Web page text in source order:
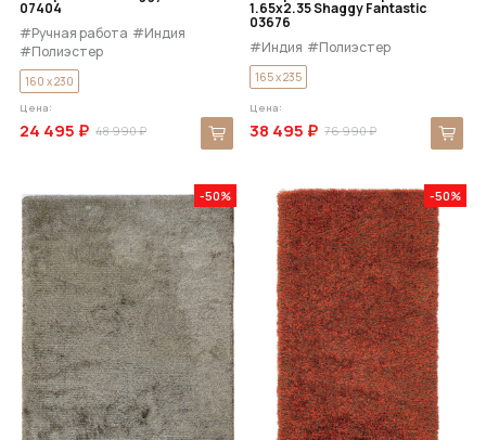
07404
#Ручная работа #Индия
#Полиэстер
160 x 230
Цена:
48 990 ₽
24 495 ₽
1.65x2.35 Shaggy Fantastic
03676
#Индия #Полиэстер
165 x 235
Цена:
76 990 ₽
38 495 ₽
-50% -50%